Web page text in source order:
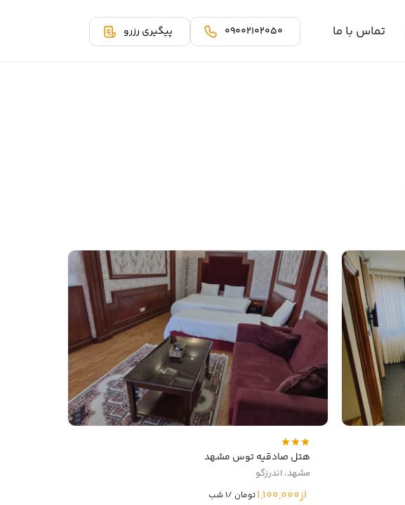
تماس با ما 09002102050 پیگیری رزرو
هتل صادقیه توس مشهد
مشهد، اندرزگو
از1,100,000تومان /1 شب